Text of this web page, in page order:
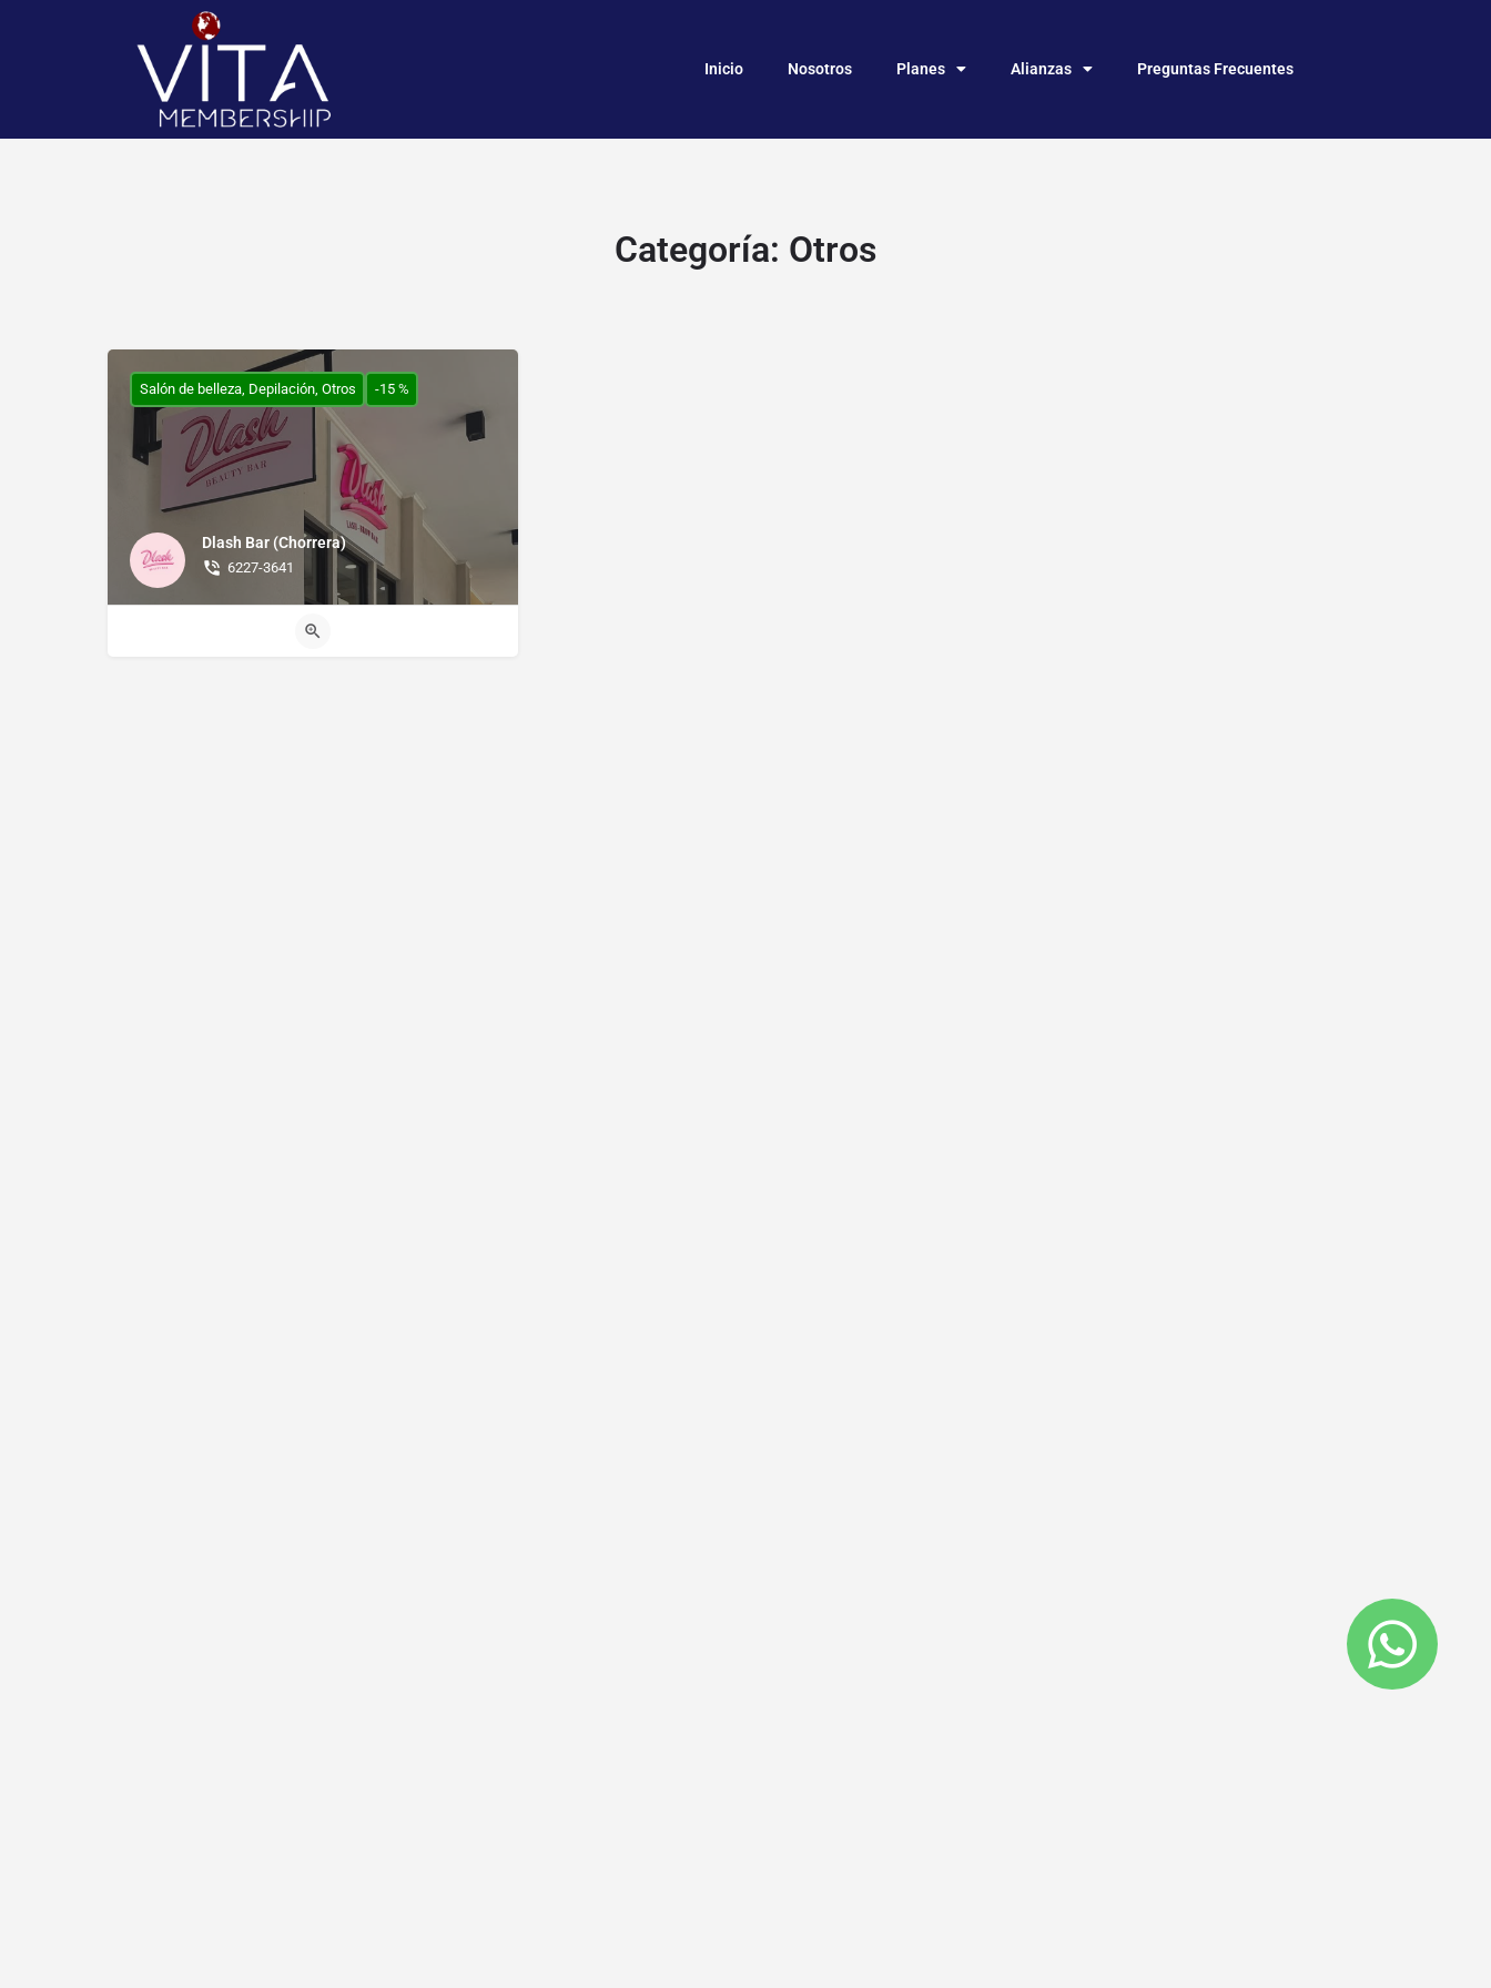
Inicio Nosotros Planes Alianzas Preguntas Frecuentes
Categoría: Otros
Dlash Bar (Chorrera)
6227-3641
Salón de belleza, Depilación, Otros -15 %